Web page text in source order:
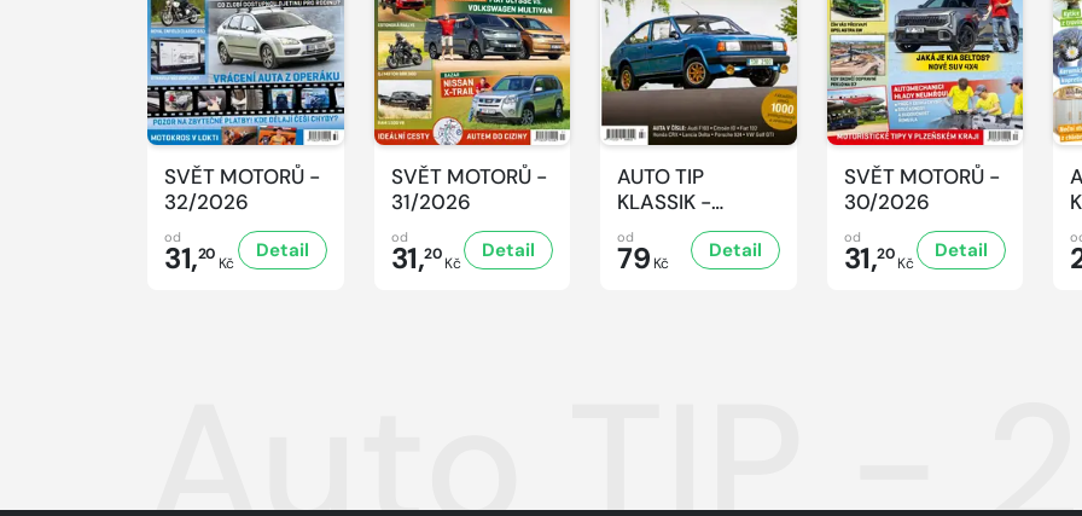
SVĚT MOTORŮ -
32/2026
od
31,20 Kč
Detail
SVĚT MOTORŮ -
31/2026
od
31,20Kč
Detail
AUTO TIP
KLASSIK -
7/2026
od
79 Kč
Detail
SVĚT MOTORŮ -
30/2026
od
31,20Kč
Detail
Auto TIP -